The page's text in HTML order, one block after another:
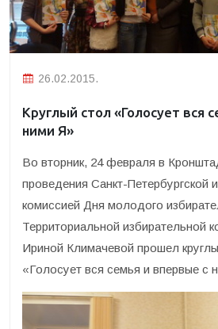
26.02.2015.
Круглый стол «Голосует вся
ними Я»
Во вторник, 24 февраля в
проведения Санкт-Петербургской
комиссией Дня молодого
Территориальной избирательной
Ириной Климачевой прошел
«Голосует вся семья и впервые с